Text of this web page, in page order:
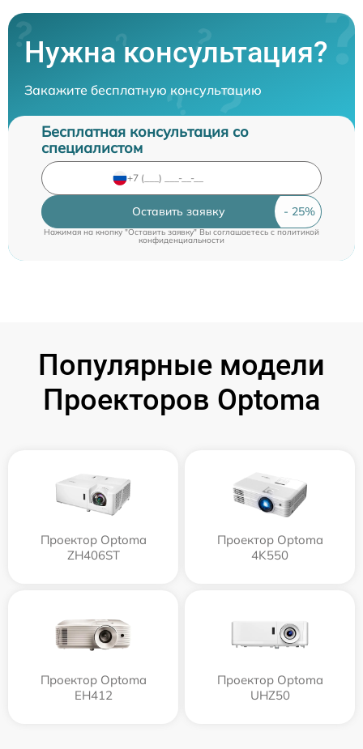
Нужна консультация?
Закажите бесплатную консультацию
Бесплатная консультация со
специалистом
Оставить заявку
Нажимая на кнопку "Оставить заявку" Вы соглашаетесь cполитикой
конфиденциальности
Популярные модели
Проекторов Optoma
Проектор Optoma
ZH406ST
Проектор Optoma
4K550
Проектор Optoma
EH412
Проектор Optoma
UHZ50